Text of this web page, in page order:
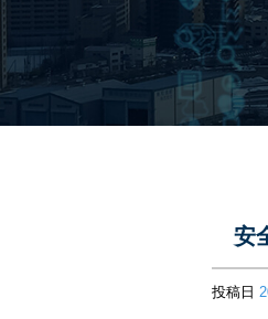
安
投稿日